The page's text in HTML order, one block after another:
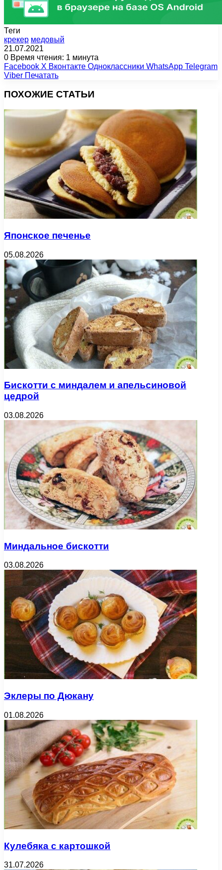
Теги
крекер медовый
21.07.2021
0 Время чтения: 1 минута
Facebook X Вконтакте Одноклассники WhatsApp Telegram
Viber Печатать
ПОХОЖИЕ СТАТЬИ
Японское печенье
05.08.2026
Бискотти с миндалем и апельсиновой
цедрой
03.08.2026
Миндальное бискотти
03.08.2026
Эклеры по Дюкану
01.08.2026
Кулебяка с картошкой
31.07.2026